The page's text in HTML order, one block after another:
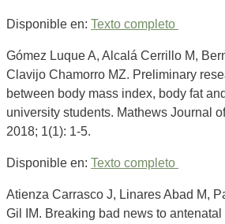
Disponible en: Texto completo
Gómez Luque A, Alcalá Cerrillo M,
Clavijo Chamorro MZ. Preliminary
between body mass index, body fat
university students. Mathews Journal
2018; 1(1): 1-5.
Disponible en: Texto completo
Atienza Carrasco J, Linares Abad M,
Gil IM. Breaking bad news to